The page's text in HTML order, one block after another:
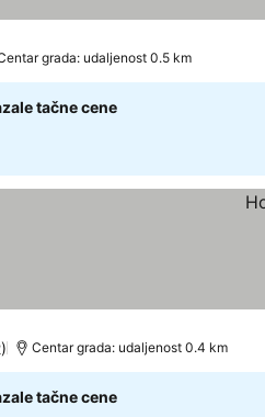
grada: udaljenost 0.5 km
tačne cene
Centar grada: udaljenost 0.4 km
tačne cene